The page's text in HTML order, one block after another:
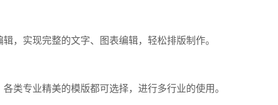
实现完整的文字、图表编辑，轻松排版制作。
专业精美的模版都可选择，进行多行业的使用。